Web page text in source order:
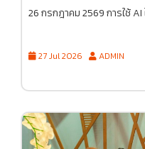
26 กรกฎาคม 2569 การใช้
27 Jul 2026 ADMIN